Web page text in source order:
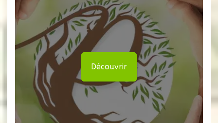
Découvrir